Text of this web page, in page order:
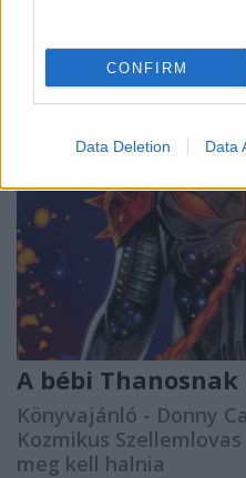
CONFIRM
Data Deletion Data
A bébi
Könyvajánló - Donny
Kozmikus
meg kell halnia